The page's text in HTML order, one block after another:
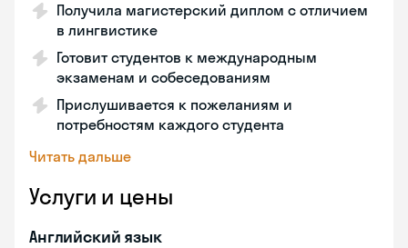
Получила магистерский диплом с отличием
в лингвистике
Готовит студентов к международным
экзаменам и собеседованиям
Прислушивается к пожеланиям и
потребностям каждого студента
Читать дальше
Услуги и цены
Английский язык